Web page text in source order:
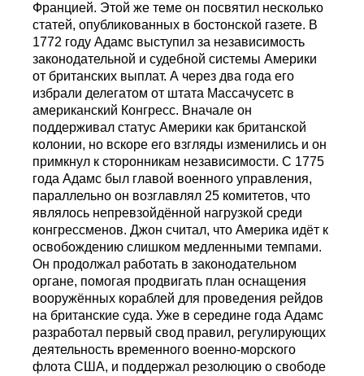
Францией. Этой же теме он посвятил несколько
статей, опубликованных в бостонской газете. В
1772 году Адамс выступил за независимость
законодательной и судебной системы Америки
от британских выплат. А через два года его
избрали делегатом от штата Массачусетс в
американский Конгресс. Вначале он
поддерживал статус Америки как британской
колонии, но вскоре его взгляды изменились и он
примкнул к сторонникам независимости. С 1775
года Адамс был главой военного управления,
параллельно он возглавлял 25 комитетов, что
являлось непревзойдённой нагрузкой среди
конгрессменов. Джон считал, что Америка идёт к
освобождению слишком медленными темпами.
Он продолжал работать в законодательном
органе, помогая продвигать план оснащения
вооружённых кораблей для проведения рейдов
на британские суда. Уже в середине года Адамс
разработал первый свод правил, регулирующих
деятельность временного военно-морского
флота США, и поддержал резолюцию о свободе